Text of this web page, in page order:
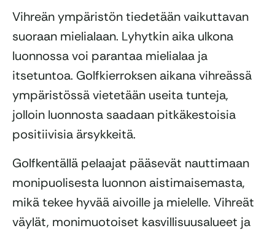
Vihreän ympäristön tiedetään vaikuttavan
suoraan mielialaan. Lyhytkin aika ulkona
luonnossa voi parantaa mielialaa ja
itsetuntoa. Golfkierroksen aikana vihreässä
ympäristössä vietetään useita tunteja,
jolloin luonnosta saadaan pitkäkestoisia
positiivisia ärsykkeitä.
Golfkentällä pelaajat pääsevät nauttimaan
monipuolisesta luonnon aistimaisemasta,
mikä tekee hyvää aivoille ja mielelle. Vihreät
väylät, monimuotoiset kasvillisuusalueet ja